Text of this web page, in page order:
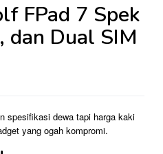
FPad 7 Spek
Dual SIM
spesifikasi dewa tapi harga kaki
yang ogah kompromi.